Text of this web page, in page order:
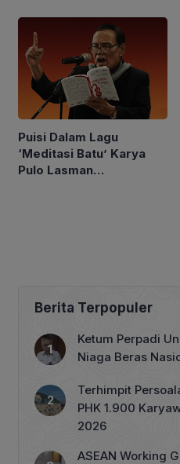
Puisi Dalam Lagu
‘Meditasi Batu’ Karya
Pulo Lasman
Berita Terpopuler
Ketum Perpadi
Niaga Beras
Terhimpit
PHK 1.900
2026
ASEAN Working